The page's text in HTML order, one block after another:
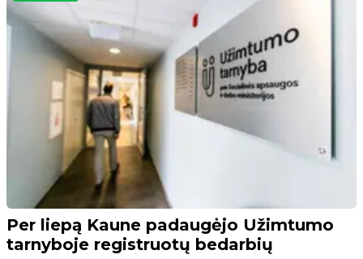
Per liepą Kaune padaugėjo Užimtumo
tarnyboje registruotų bedarbių